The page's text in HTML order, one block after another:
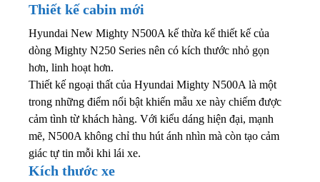
Thiết kế cabin mới
Hyundai New Mighty N500A kế thừa kế thiết kế của
dòng Mighty N250 Series nên có kích thước nhỏ gọn
hơn, linh hoạt hơn.
Thiết kế ngoại thất của Hyundai Mighty N500A là một
trong những điểm nổi bật khiến mẫu xe này chiếm được
cảm tình từ khách hàng. Với kiểu dáng hiện đại, mạnh
mẽ, N500A không chỉ thu hút ánh nhìn mà còn tạo cảm
giác tự tin mỗi khi lái xe.
Kích thước xe